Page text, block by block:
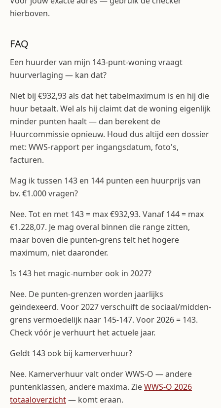
hierboven.
FAQ
Een huurder van mijn 143-punt-woning vraagt
huurverlaging — kan dat?
Niet bij €932,93 als dat het tabelmaximum is en hij die
huur betaalt. Wel als hij claimt dat de woning eigenlijk
minder punten haalt — dan berekent de
Huurcommissie opnieuw. Houd dus altijd een dossier
met: WWS-rapport per ingangsdatum, foto's,
facturen.
Mag ik tussen 143 en 144 punten een huurprijs van
bv. €1.000 vragen?
Nee. Tot en met 143 = max €932,93. Vanaf 144 = max
€1.228,07. Je mag overal binnen die range zitten,
maar boven die punten-grens telt het hogere
maximum, niet daaronder.
Is 143 het magic-number ook in 2027?
Nee. De punten-grenzen worden jaarlijks
geïndexeerd. Voor 2027 verschuift de sociaal/midden-
grens vermoedelijk naar 145-147. Voor 2026 = 143.
Check vóór je verhuurt het actuele jaar.
Geldt 143 ook bij kamerverhuur?
Nee. Kamerverhuur valt onder WWS-O — andere
puntenklassen, andere maxima. ZieWWS-O 2026
totaaloverzicht— komt eraan.